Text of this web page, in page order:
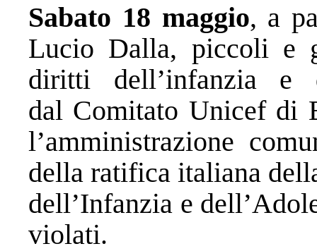
Sabato 18 maggio, a
Lucio Dalla, piccoli e
diritti dell’infanzia e
dal Comitato Unicef di
l’amministrazione
della ratifica italiana
dell’Infanzia e
violati.